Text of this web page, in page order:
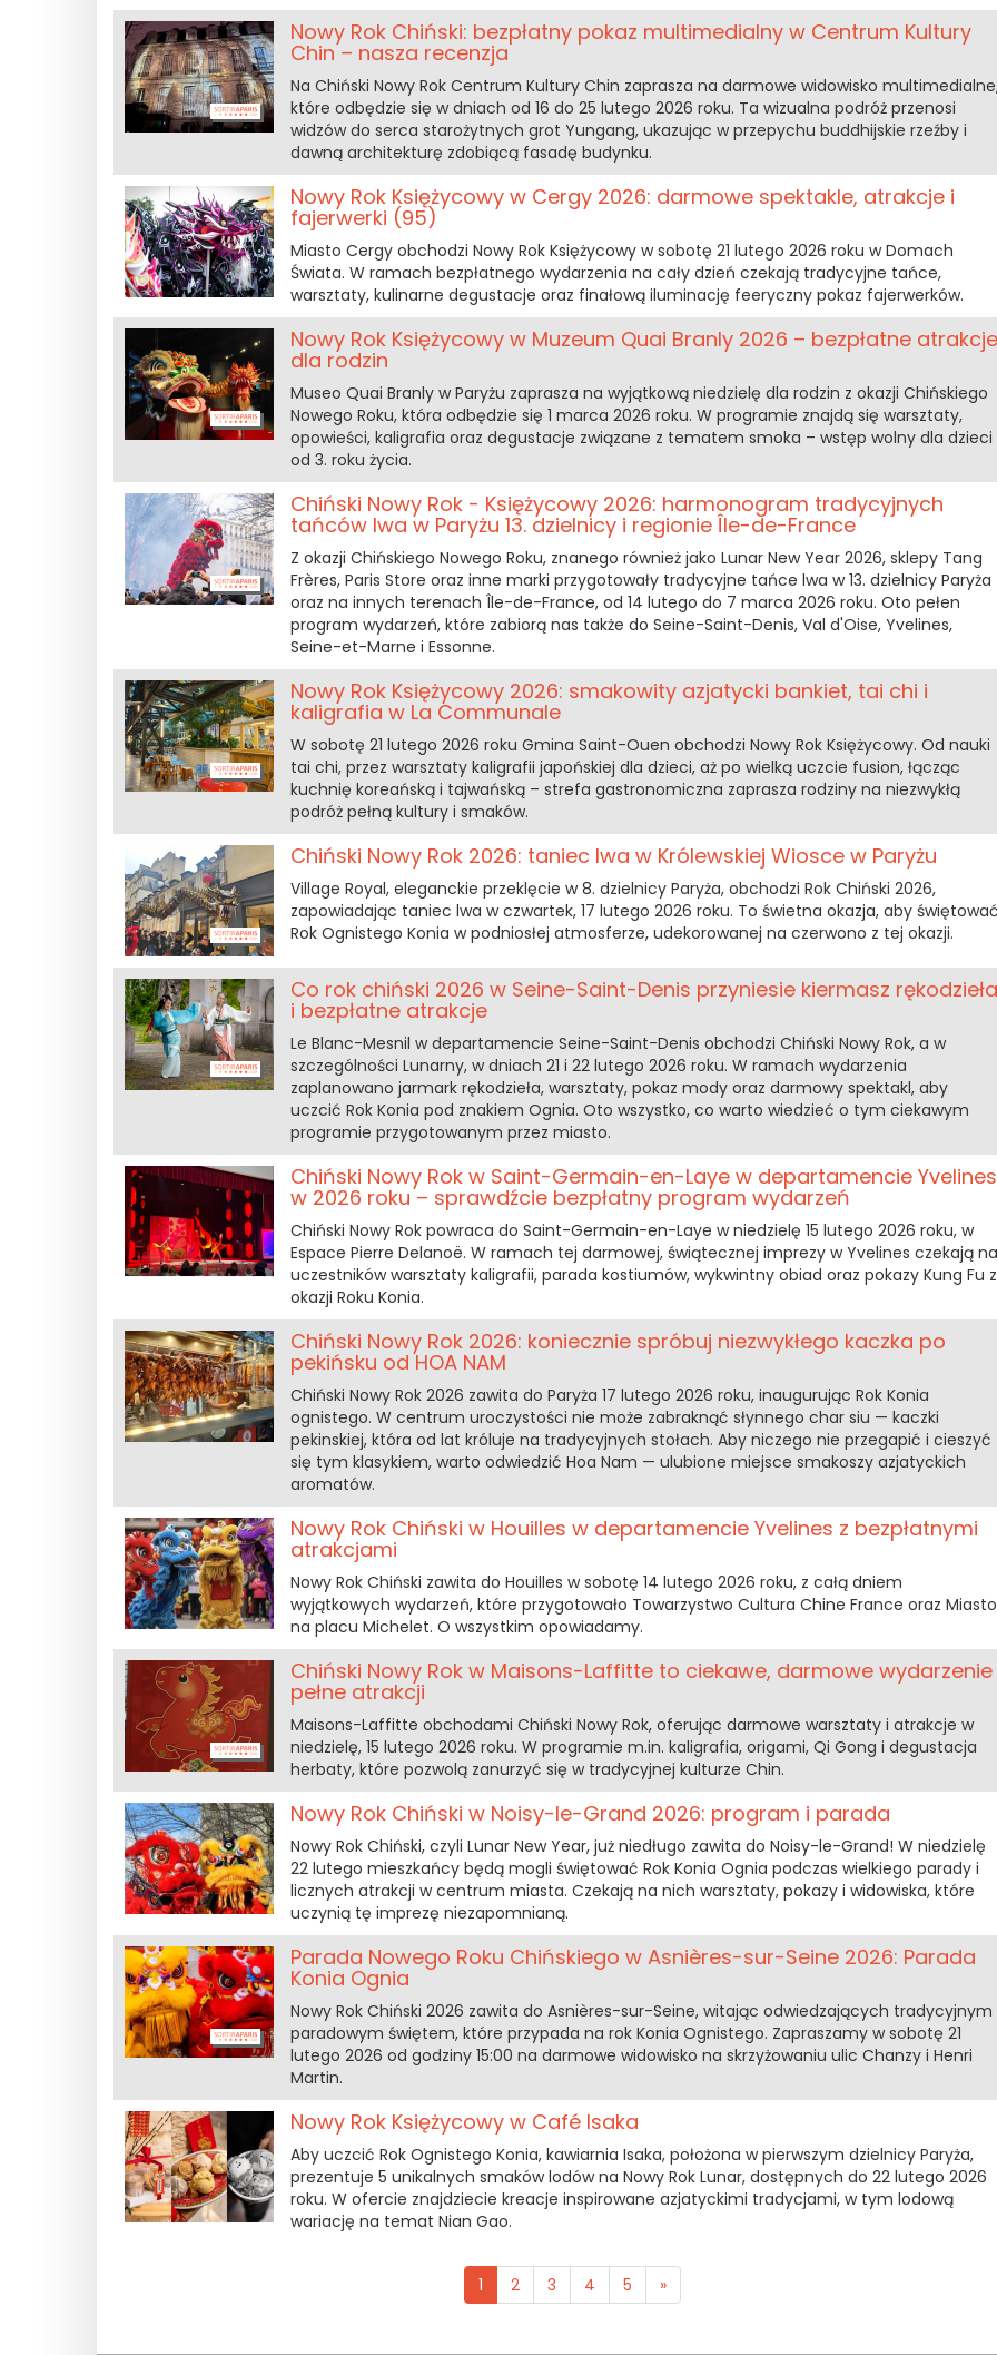
Nowy Rok Chiński: bezpłatny pokaz multimedialny w Centrum Kultury
Chin – nasza recenzja
Na Chiński Nowy Rok Centrum Kultury Chin zaprasza na darmowe widowisko
które odbędzie się w dniach od 16 do 25 lutego 2026 roku. Ta wizualna podróż przenosi
widzów do serca starożytnych grot Yungang, ukazując w przepychu buddhijskie rzeźby i
dawną architekturę zdobiącą fasadę budynku.
Nowy Rok Księżycowy w Cergy 2026: darmowe spektakle, atrakcje i
fajerwerki (95)
Miasto Cergy obchodzi Nowy Rok Księżycowy w sobotę 21 lutego 2026 roku w Domach
Świata. W ramach bezpłatnego wydarzenia na cały dzień czekają tradycyjne tańce,
warsztaty, kulinarne degustacje oraz finałową iluminację feeryczny pokaz fajerwerków.
Nowy Rok Księżycowy w Muzeum Quai Branly 2026 – bezpłatne atrakcje
dla rodzin
Museo Quai Branly w Paryżu zaprasza na wyjątkową niedzielę dla rodzin z okazji Chińskiego
Nowego Roku, która odbędzie się 1 marca 2026 roku. W programie znajdą się warsztaty,
opowieści, kaligrafia oraz degustacje związane z tematem smoka – wstęp wolny dla dzieci
od 3. roku życia.
Chiński Nowy Rok - Księżycowy 2026: harmonogram tradycyjnych
tańców lwa w Paryżu 13. dzielnicy i regionie Île-de-France
Z okazji Chińskiego Nowego Roku, znanego również jako Lunar New Year 2026, sklepy Tang
Frères, Paris Store oraz inne marki przygotowały tradycyjne tańce lwa w 13. dzielnicy Paryża
oraz na innych terenach Île-de-France, od 14 lutego do 7 marca 2026 roku. Oto pełen
program wydarzeń, które zabiorą nas także do Seine-Saint-Denis, Val d'Oise, Yvelines,
Seine-et-Marne i Essonne.
Nowy Rok Księżycowy 2026: smakowity azjatycki bankiet, tai chi i
kaligrafia w La Communale
W sobotę 21 lutego 2026 roku Gmina Saint-Ouen obchodzi Nowy Rok Księżycowy. Od nauki
tai chi, przez warsztaty kaligrafii japońskiej dla dzieci, aż po wielką uczcie fusion, łącząc
kuchnię koreańską i tajwańską – strefa gastronomiczna zaprasza rodziny na niezwykłą
podróż pełną kultury i smaków.
Chiński Nowy Rok 2026: taniec lwa w Królewskiej Wiosce w Paryżu
Village Royal, eleganckie przeklęcie w 8. dzielnicy Paryża, obchodzi Rok Chiński 2026,
zapowiadając taniec lwa w czwartek, 17 lutego 2026 roku. To świetna okazja, aby
Rok Ognistego Konia w podniosłej atmosferze, udekorowanej na czerwono z tej okazji.
Co rok chiński 2026 w Seine-Saint-Denis przyniesie kiermasz rękodzieła
i bezpłatne atrakcje
Le Blanc-Mesnil w departamencie Seine-Saint-Denis obchodzi Chiński Nowy Rok, a w
szczególności Lunarny, w dniach 21 i 22 lutego 2026 roku. W ramach wydarzenia
zaplanowano jarmark rękodzieła, warsztaty, pokaz mody oraz darmowy spektakl, aby
uczcić Rok Konia pod znakiem Ognia. Oto wszystko, co warto wiedzieć o tym ciekawym
programie przygotowanym przez miasto.
Chiński Nowy Rok w Saint-Germain-en-Laye w departamencie Yvelines
w 2026 roku – sprawdźcie bezpłatny program wydarzeń
Chiński Nowy Rok powraca do Saint-Germain-en-Laye w niedzielę 15 lutego 2026 roku, w
Espace Pierre Delanoë. W ramach tej darmowej, świątecznej imprezy w Yvelines czekają na
uczestników warsztaty kaligrafii, parada kostiumów, wykwintny obiad oraz pokazy Kung Fu z
okazji Roku Konia.
Chiński Nowy Rok 2026: koniecznie spróbuj niezwykłego kaczka po
pekińsku od HOA NAM
Chiński Nowy Rok 2026 zawita do Paryża 17 lutego 2026 roku, inaugurując Rok Konia
ognistego. W centrum uroczystości nie może zabraknąć słynnego char siu — kaczki
pekinskiej, która od lat króluje na tradycyjnych stołach. Aby niczego nie przegapić i cieszyć
się tym klasykiem, warto odwiedzić Hoa Nam — ulubione miejsce smakoszy azjatyckich
aromatów.
Nowy Rok Chiński w Houilles w departamencie Yvelines z bezpłatnymi
atrakcjami
Nowy Rok Chiński zawita do Houilles w sobotę 14 lutego 2026 roku, z całą dniem
wyjątkowych wydarzeń, które przygotowało Towarzystwo Cultura Chine France oraz
na placu Michelet. O wszystkim opowiadamy.
Chiński Nowy Rok w Maisons-Laffitte to ciekawe, darmowe wydarzenie
pełne atrakcji
Maisons-Laffitte obchodami Chiński Nowy Rok, oferując darmowe warsztaty i atrakcje w
niedzielę, 15 lutego 2026 roku. W programie m.in. kaligrafia, origami, Qi Gong i degustacja
herbaty, które pozwolą zanurzyć się w tradycyjnej kulturze Chin.
Nowy Rok Chiński w Noisy-le-Grand 2026: program i parada
Nowy Rok Chiński, czyli Lunar New Year, już niedługo zawita do Noisy-le-Grand! W niedzielę
22 lutego mieszkańcy będą mogli świętować Rok Konia Ognia podczas wielkiego parady i
licznych atrakcji w centrum miasta. Czekają na nich warsztaty, pokazy i widowiska, które
uczynią tę imprezę niezapomnianą.
Parada Nowego Roku Chińskiego w Asnières-sur-Seine 2026: Parada
Konia Ognia
Nowy Rok Chiński 2026 zawita do Asnières-sur-Seine, witając odwiedzających tradycyjnym
paradowym świętem, które przypada na rok Konia Ognistego. Zapraszamy w sobotę 21
lutego 2026 od godziny 15:00 na darmowe widowisko na skrzyżowaniu ulic Chanzy i Henri
Martin.
Nowy Rok Księżycowy w Café Isaka
Aby uczcić Rok Ognistego Konia, kawiarnia Isaka, położona w pierwszym dzielnicy Paryża,
prezentuje 5 unikalnych smaków lodów na Nowy Rok Lunar, dostępnych do 22 lutego 2026
roku. W ofercie znajdziecie kreacje inspirowane azjatyckimi tradycjami, w tym lodową
wariację na temat Nian Gao.
1 2 3 4 5 »